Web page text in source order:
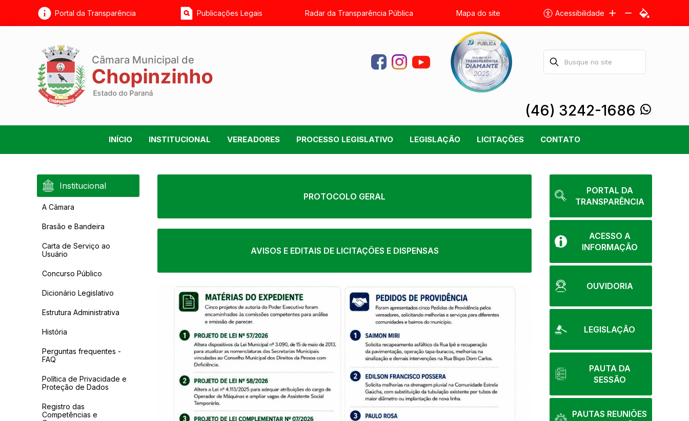
Portal da Transparência Publicações Legais Radar da Transparência Pública Mapa do site Acessibilidade
(46) 3242-1686
INÍCIO INSTITUCIONAL VEREADORES PROCESSO LEGISLATIVO LEGISLAÇÃO LICITAÇÕES CONTATO
Institucional
A Câmara
Brasão e Bandeira
Carta de Serviço ao
Usuário
Concurso Público
Dicionário Legislativo
Estrutura Administrativa
História
Perguntas frequentes -
FAQ
Política de Privacidade e
Proteção de Dados
Registro das
Competências e
PROTOCOLO GERAL
AVISOS E EDITAIS DE LICITAÇÕES E DISPENSAS
PORTAL DA
TRANSPARÊNCIA
ACESSO A
INFORMAÇÃO
OUVIDORIA
LEGISLAÇÃO
PAUTA DA
SESSÃO
PAUTAS REUNIÕES